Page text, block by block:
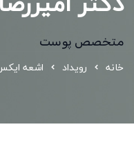
متخصص پوست
خانه رویداد اشعه